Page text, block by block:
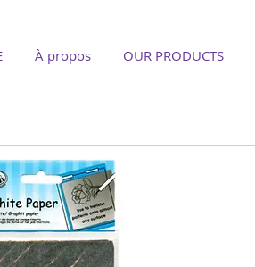
À propos OUR PRODUCTS